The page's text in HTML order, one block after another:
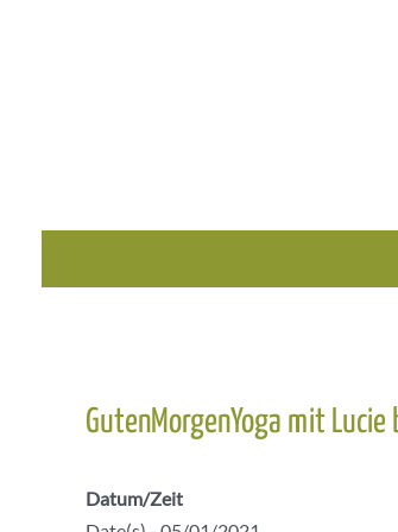
GutenMorgenYoga mit
Datum/Zeit